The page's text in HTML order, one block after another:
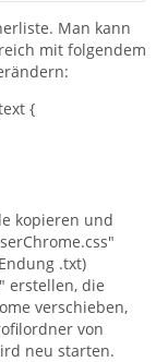
Man kann
mit folgendem
{
kopieren und
.txt)
erstellen, die
verschieben,
von
neu starten.